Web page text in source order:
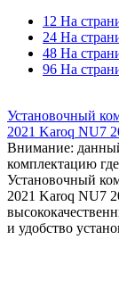
12 На
24 На
48 На
96 На
Установочный
2021 Karoq NU7
Внимание:
комплектацию
Установочный
2021 Karoq NU7
и удобство